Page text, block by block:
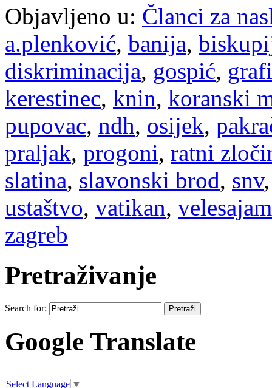
Objavljeno u: Članci za
a.plenković, banija,
diskriminacija, gospić,
kerestinec, knin, koranski
pupovac, ndh, osijek,
praljak, progoni, ratni
slatina, slavonski brod, snv
ustaštvo, vatikan, velesajam
zagreb
Pretraživanje
Search for:
Google Translate
Select Language ▼